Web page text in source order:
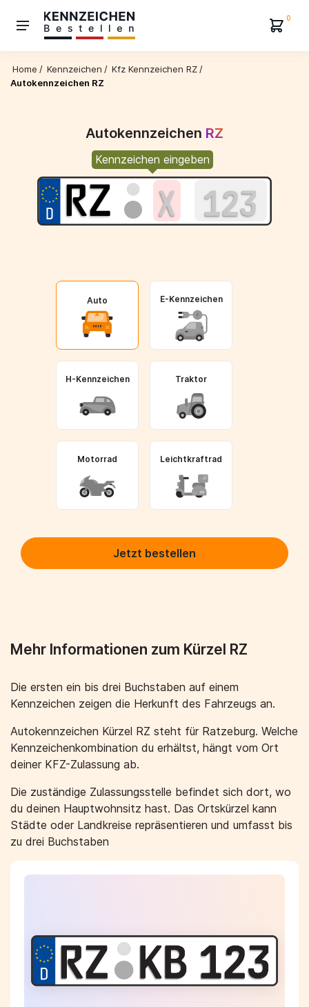
0
Home / Kennzeichen / Kfz Kennzeichen RZ /
Autokennzeichen RZ
Autokennzeichen RZ
Kennzeichen eingeben
Auto E-Kennzeichen
H-Kennzeichen Traktor
Motorrad Leichtkraftrad
Jetzt bestellen
Mehr Informationen zum Kürzel RZ
Die ersten ein bis drei Buchstaben auf einem
Kennzeichen zeigen die Herkunft des Fahrzeugs an.
Autokennzeichen Kürzel RZ steht für Ratzeburg. Welche
Kennzeichenkombination du erhältst, hängt vom Ort
deiner KFZ-Zulassung ab.
Die zuständige Zulassungsstelle befindet sich dort, wo
du deinen Hauptwohnsitz hast. Das Ortskürzel kann
Städte oder Landkreise repräsentieren und umfasst bis
zu drei Buchstaben